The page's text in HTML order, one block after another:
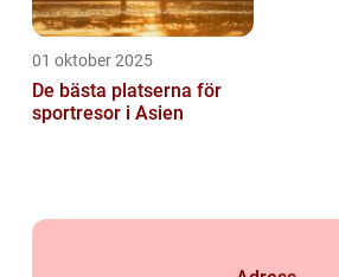
01 oktober 2025
De bästa platserna för
sportresor i Asien